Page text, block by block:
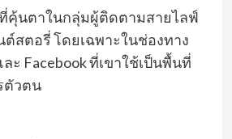
ที่คุ้นตาในกลุ่มผู้ติดตามสายไลฟ์
สตอรี่ โดยเฉพาะในช่องทาง
ะ Facebook ที่เขาใช้เป็นพื้นที่
ตัวตน